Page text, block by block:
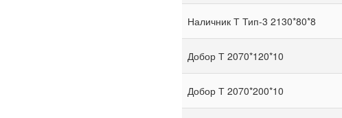
Наличник Т Тип-3 2130*80*8
Добор Т 2070*120*10
Добор Т 2070*200*10